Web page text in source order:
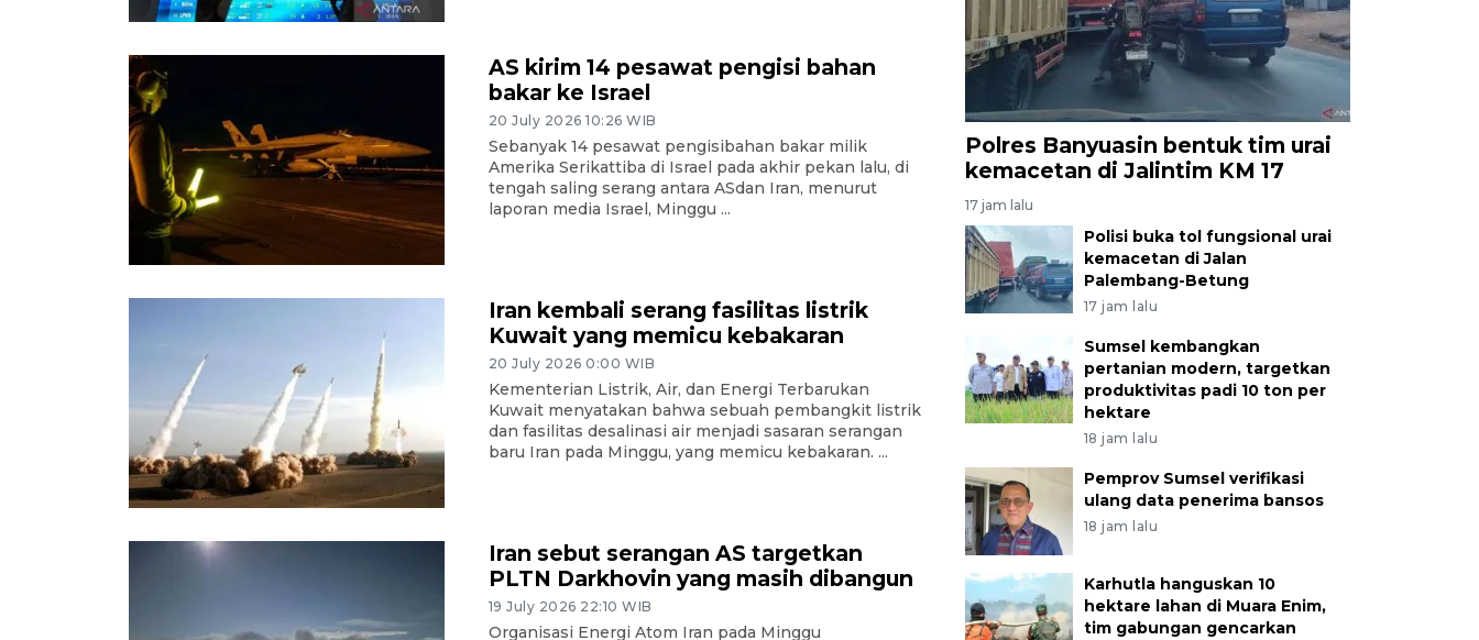
AS kirim 14 pesawat pengisi bahan
bakar ke Israel
20 July 2026 10:26 WIB
Sebanyak 14 pesawat pengisibahan bakar milik
Amerika Serikattiba di Israel pada akhir pekan lalu, di
tengah saling serang antara ASdan Iran, menurut
laporan media Israel, Minggu ...
Iran kembali serang fasilitas listrik
Kuwait yang memicu kebakaran
20 July 2026 0:00 WIB
Kementerian Listrik, Air, dan Energi Terbarukan
Kuwait menyatakan bahwa sebuah pembangkit listrik
dan fasilitas desalinasi air menjadi sasaran serangan
baru Iran pada Minggu, yang memicu kebakaran. ...
Iran sebut serangan AS targetkan
PLTN Darkhovin yang masih dibangun
19 July 2026 22:10 WIB
Organisasi Energi Atom Iran pada Minggu
Polres Banyuasin bentuk tim urai
kemacetan di Jalintim KM 17
17 jam lalu
Polisi buka tol fungsional urai
kemacetan di Jalan
Palembang-Betung
17 jam lalu
Sumsel kembangkan
pertanian modern, targetkan
produktivitas padi 10 ton per
hektare
18 jam lalu
Pemprov Sumsel verifikasi
ulang data penerima bansos
18 jam lalu
Karhutla hanguskan 10
hektare lahan di Muara Enim,
tim gabungan gencarkan